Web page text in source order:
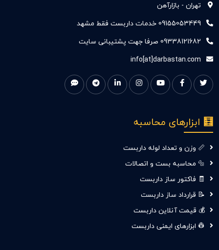
تهران - بازارآهن
09155053449 خدمات داربست فقط مشهد
09338121682 صرفا جهت پشتیبانی سایت
info[at]darbastan.com
🧮 ابزارهای محاسبه
📏 وزن و تعداد لوله داربست
🔩 محاسبه بست و اتصالات
🧾 فاکتور ساز داربست
📝 قرارداد ساز داربست
💰 قیمت آنلاین داربست
👷‍ ابزارهای ایمنی داربست